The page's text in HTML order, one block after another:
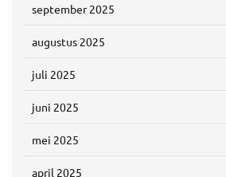
september 2025
augustus 2025
juli 2025
juni 2025
mei 2025
april 2025